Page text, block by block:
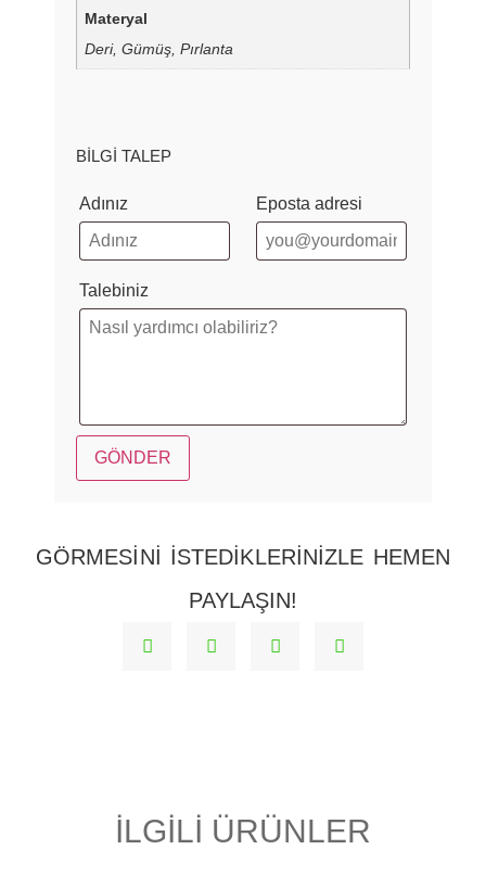
Materyal
Deri, Gümüş, Pırlanta
BILGI TALEP
Adınız Eposta adresi
Talebiniz
GÖRMESINI ISTEDIKLERINIZLE HEMEN
PAYLAŞIN!
İLGILI ÜRÜNLER